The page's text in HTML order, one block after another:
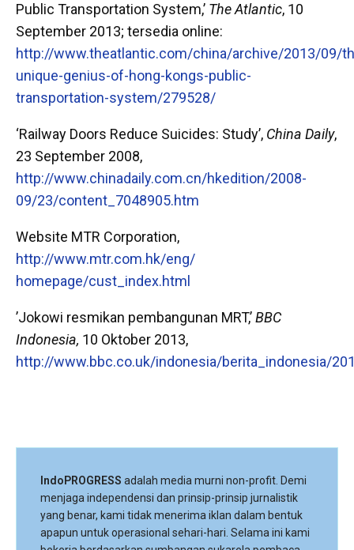
Public Transportation System,’ The Atlantic, 10
September 2013; tersedia online:
http://www.theatlantic.com/china/archive/2013/09/
unique-genius-of-hong-kongs-public-
transportation-system/279528/
‘Railway Doors Reduce Suicides: Study’, China Daily,
23 September 2008,
http://www.chinadaily.com.cn/hkedition/2008-
09/23/content_7048905.htm
Website MTR Corporation,
http://www.mtr.com.hk/eng/
homepage/cust_index.html
’Jokowi resmikan pembangunan MRT,’BBC
Indonesia, 10 Oktober 2013,
http://www.bbc.co.uk/indonesia/berita_indonesia/
IndoPROGRESS adalah media murni non-profit. Demi
menjaga independensi dan prinsip-prinsip jurnalistik
yang benar, kami tidak menerima iklan dalam bentuk
apapun untuk operasional sehari-hari. Selama ini kami